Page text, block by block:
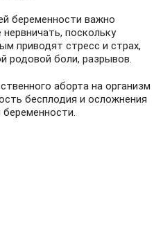
беременности важно
поскольку
приводят стресс и страх,
родовой боли, разрывов.
аборта на организм
бесплодия и осложнения
беременности.